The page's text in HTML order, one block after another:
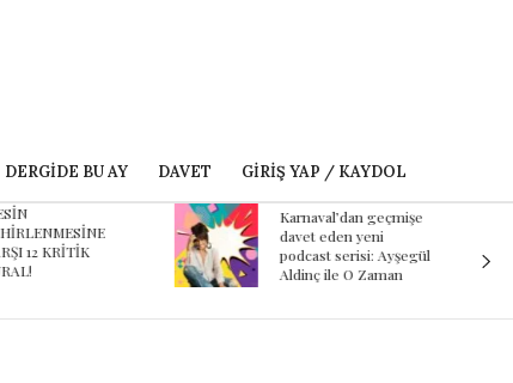
DERGIDE BU AY DAVET GIRIŞ YAP / KAYDOL
12 KRİTİK
Karnaval’dan geçmişe
davet eden yeni
podcast serisi: Ayşegül
Aldinç ile O Zaman